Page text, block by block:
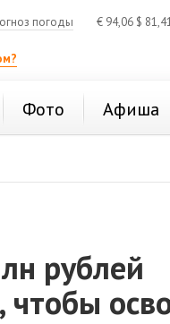
погоды € 94,06 $
Фото Афиша
рублей